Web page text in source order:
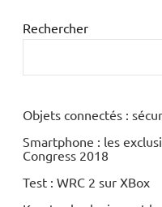
Rechercher
Objets connectés :
Smartphone : les
Congress 2018
Test : WRC 2 sur XBox